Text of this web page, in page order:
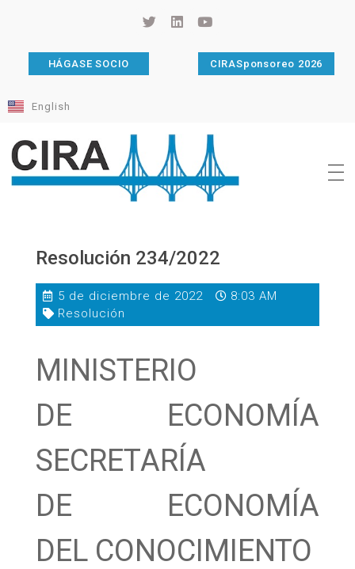
HÁGASE SOCIO CIRASponsoreo 2026
English
Resolución 234/2022
5 de diciembre de 2022
8:03 AM
Resolución
MINISTERIO
DE ECONOMÍA
SECRETARÍA
DE ECONOMÍA
DEL CONOCIMIENTO